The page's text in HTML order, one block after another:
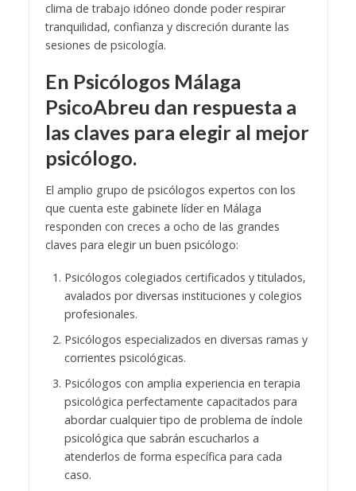
clima de trabajo idóneo donde poder respirar
tranquilidad, confianza y discreción durante las
sesiones de psicología.
En Psicólogos Málaga
PsicoAbreu dan respuesta a
las claves para elegir al mejor
psicólogo.
El amplio grupo de psicólogos expertos con los
que cuenta este gabinete líder en Málaga
responden con creces a ocho de las grandes
claves para elegir un buen psicólogo:
Psicólogos colegiados certificados y titulados,
avalados por diversas instituciones y colegios
profesionales.
Psicólogos especializados en diversas ramas y
corrientes psicológicas.
Psicólogos con amplia experiencia en terapia
psicológica perfectamente capacitados para
abordar cualquier tipo de problema de índole
psicológica que sabrán escucharlos a
atenderlos de forma específica para cada
caso.